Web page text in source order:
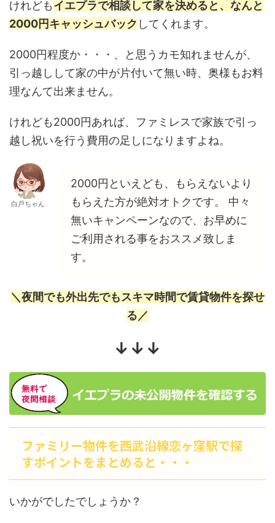
けれどもイエプラで相談して家を決めると、なんと
2000円キャッシュバック してくれます。
2000円程度か・・・、と思うカモ知れませんが、
引っ越しして家の中が片付いて無い時、奥様もお料
理なんて出来ません。
けれども2000円あれば、ファミレスで家族で引っ
越し祝いを行う費用の足しになりますよね。
白戸ちゃん
2000円といえども、もらえないより
もらえた方が絶対オトクです。 中々
無いキャンペーンなので、お早めに
ご利用される事をおススメ致しま
す。
＼夜間でも外出先でもスキマ時間で賃貸物件を探せ
る／
↓↓↓
ファミリー物件を西武沿線恋ヶ窪駅で探
すポイントをまとめると・・・
いかがでしたでしょうか？